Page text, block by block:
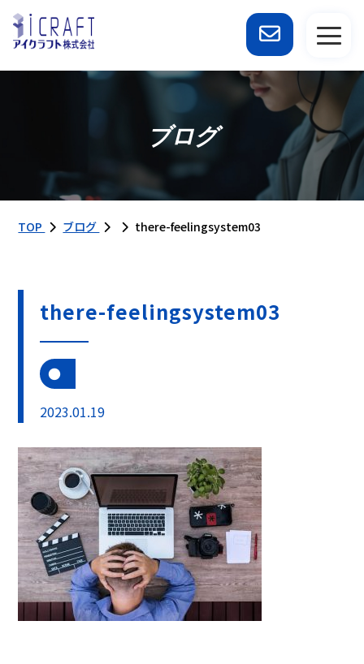
ブログ
TOP ブログ there-feelingsystem03
there-feelingsystem03
2023.01.19